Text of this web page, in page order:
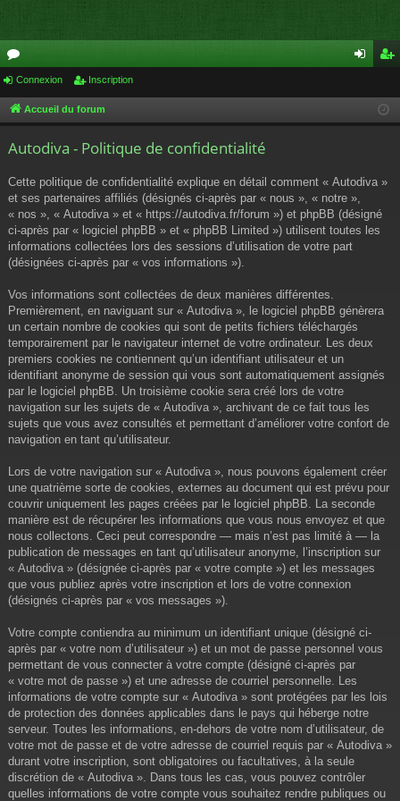
or
u cri
Connexion Inscription
Accueil du forum
Autodiva - Politique de confidentialité
Cette politique de confidentialité explique en détail comment « Autodiva »
et ses partenaires affiliés (désignés ci-après par « nous », « notre »,
« nos », « Autodiva » et « https://autodiva.fr/forum ») et phpBB (désigné
ci-après par « logiciel phpBB » et « phpBB Limited ») utilisent toutes les
informations collectées lors des sessions d’utilisation de votre part
(désignées ci-après par « vos informations »).
Vos informations sont collectées de deux manières différentes.
Premièrement, en naviguant sur « Autodiva », le logiciel phpBB génèrera
un certain nombre de cookies qui sont de petits fichiers téléchargés
temporairement par le navigateur internet de votre ordinateur. Les deux
premiers cookies ne contiennent qu’un identifiant utilisateur et un
identifiant anonyme de session qui vous sont automatiquement assignés
par le logiciel phpBB. Un troisième cookie sera créé lors de votre
navigation sur les sujets de « Autodiva », archivant de ce fait tous les
sujets que vous avez consultés et permettant d’améliorer votre confort de
navigation en tant qu’utilisateur.
Lors de votre navigation sur « Autodiva », nous pouvons également créer
une quatrième sorte de cookies, externes au document qui est prévu pour
couvrir uniquement les pages créées par le logiciel phpBB. La seconde
manière est de récupérer les informations que vous nous envoyez et que
nous collectons. Ceci peut correspondre — mais n’est pas limité à — la
publication de messages en tant qu’utilisateur anonyme, l’inscription sur
« Autodiva » (désignée ci-après par « votre compte ») et les messages
que vous publiez après votre inscription et lors de votre connexion
(désignés ci-après par « vos messages »).
Votre compte contiendra au minimum un identifiant unique (désigné ci-
après par « votre nom d’utilisateur ») et un mot de passe personnel vous
permettant de vous connecter à votre compte (désigné ci-après par
« votre mot de passe ») et une adresse de courriel personnelle. Les
informations de votre compte sur « Autodiva » sont protégées par les lois
de protection des données applicables dans le pays qui héberge notre
serveur. Toutes les informations, en-dehors de votre nom d’utilisateur, de
votre mot de passe et de votre adresse de courriel requis par « Autodiva »
durant votre inscription, sont obligatoires ou facultatives, à la seule
discrétion de « Autodiva ». Dans tous les cas, vous pouvez contrôler
quelles informations de votre compte vous souhaitez rendre publiques ou